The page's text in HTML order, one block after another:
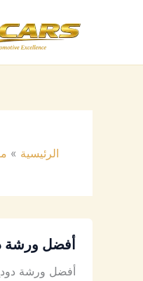
الرئيسية
أفضل ورشة
أفضل ورشة